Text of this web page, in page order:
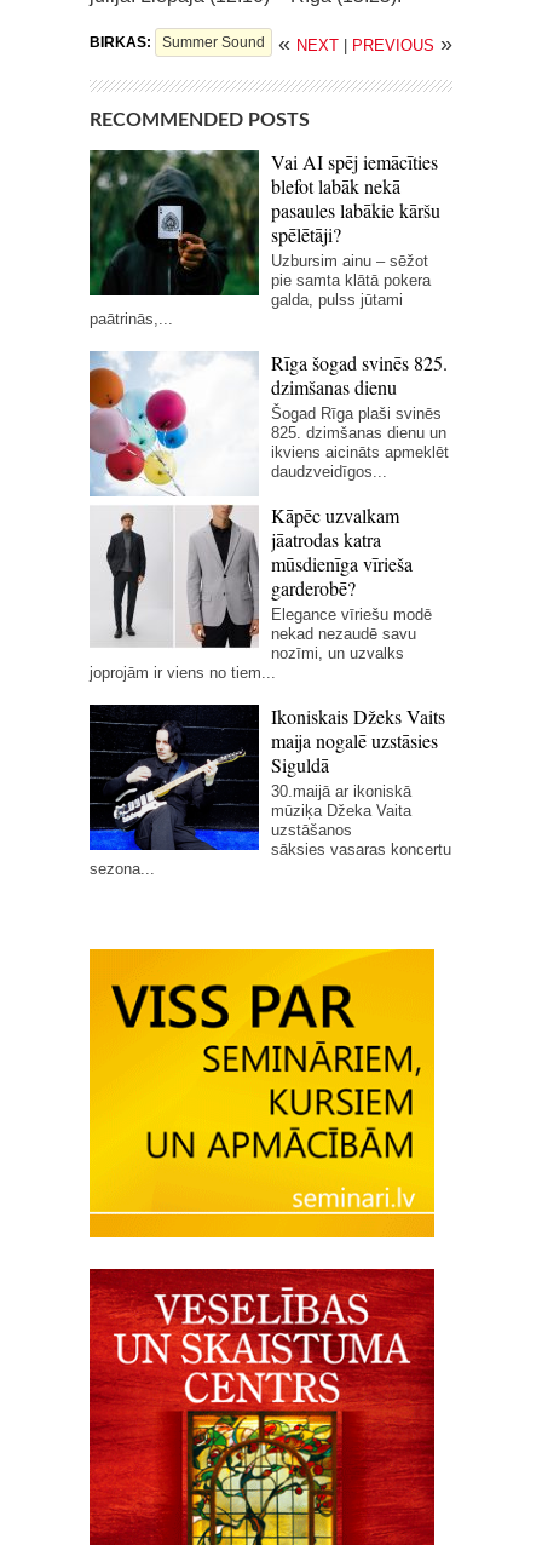
BIRKAS: Summer Sound « NEXT PREVIOUS »
RECOMMENDED POSTS
Vai AI spēj iemācīties
blefot labāk nekā
pasaules labākie kāršu
spēlētāji?
Uzbursim ainu – sēžot
pie samta klātā pokera
galda, pulss jūtami
paātrinās,...
Rīga šogad svinēs 825.
dzimšanas dienu
Šogad Rīga plaši svinēs
825. dzimšanas dienu un
ikviens aicināts apmeklēt
daudzveidīgos...
Kāpēc uzvalkam
jāatrodas katra
mūsdienīga vīrieša
garderobē?
Elegance vīriešu modē
nekad nezaudē savu
nozīmi, un uzvalks
joprojām ir viens no tiem...
Ikoniskais Džeks Vaits
maija nogalē uzstāsies
Siguldā
30.maijā ar ikoniskā
mūziķa Džeka Vaita
uzstāšanos
sāksies vasaras koncertu
sezona...